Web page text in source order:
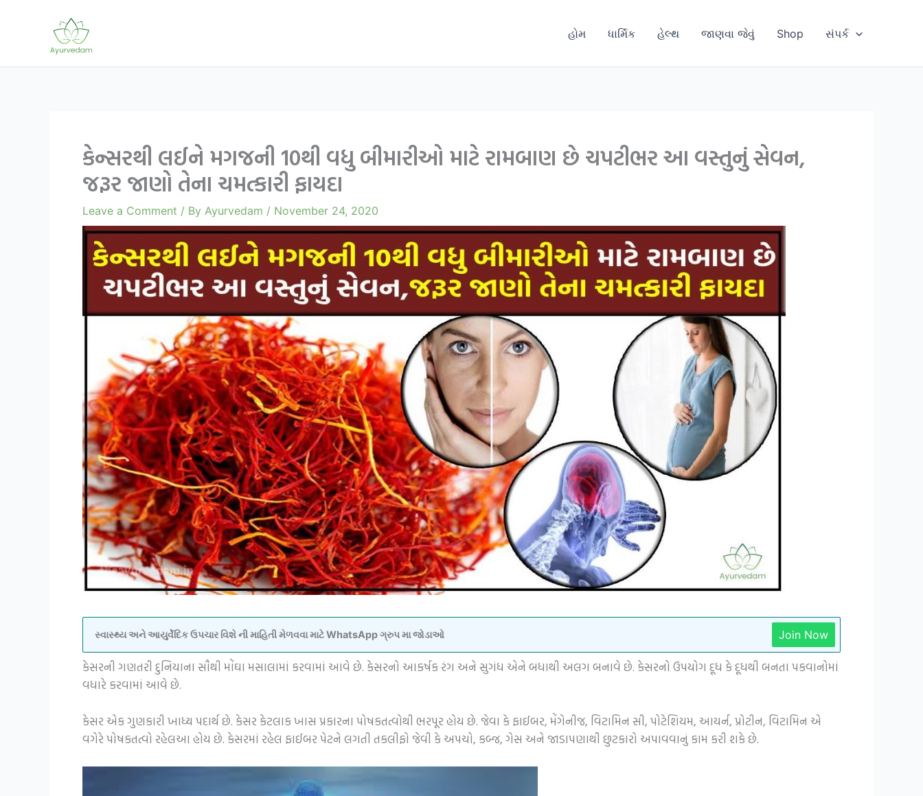
હોમ ધાર્મિક હેલ્થ જાણવા જેવું Shop સંપર્ક
કેન્સરથી લઈને મગજની 10થી વધુ બીમારીઓ માટે રામબાણ છે ચપટીભર આ વસ્તુનું સેવન,
જરૂર જાણો તેના ચમત્કારી ફાયદા
Leave a Comment / By Ayurvedam / November 24, 2020
સ્વાસ્થ્ય અને આયુર્વેદિક ઉપચાર વિશે ની માહિતી મેળવવા માટે WhatsApp ગ્રુપ મા જોડાઓ Join Now
કેસરની ગણતરી દુનિયાના સૌથી મોંઘા મસાલામાં કરવામાં આવે છે. કેસરનો આકર્ષક રંગ અને સુગંધ એને બધાથી અલગ બનાવે છે. કેસરનો ઉપયોગ દૂધ કે દૂધથી બનતા પકવાનોમાં
વધારે કરવામાં આવે છે.
કેસર એક ગુણકારી ખાધ્ય પદાર્થ છે. કેસર કેટલાક ખાસ પ્રકારના પોષકતત્વોથી ભરપૂર હોય છે. જેવા કે ફાઈબર, મેંગેનીજ, વિટામિન સી, પોટેશિયમ, આયર્ન, પ્રોટીન, વિટામિન એ
વગેરે પોષકતત્વો રહેલઆ હોય છે. કેસરમાં રહેલ ફાઈબર પેટને લગતી તકલીફો જેવી કે અપચો, કબ્જ, ગેસ અને જાડાપણાથી છુટકારો અપાવવાનું કામ કરી શકે છે.